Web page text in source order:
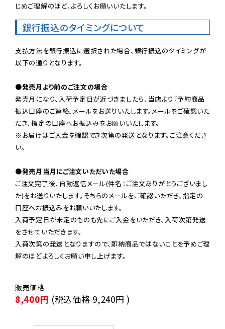
じめご理解のほど、よろしくお願いいたします。
銀行振込のタイミングについて
支払方法を銀行振込に選択された場合、銀行振込のタイミングが
以下の通りとなります。
●発売月より前のご注文の場合
発売月になり、入荷予定日が近づきましたら、当店より『予約商品
振込口座のご連絡』メールをお送りいたします。メールをご確認いた
だき、指定の口座へお振込みをお願いいたします。
※お届けはご入金を確認でき次第の発送となります。ご注意くださ
い。
●発売月当月にご注文いただいた場合
ご注文完了後、自動返信メール(件名：ご注文ありがとうございまし
た)をお送りいたします。そちらのメールをご確認いただき、指定の
口座へお振込みをお願いいたします。
入荷予定日が未定のものも先にご入金をいただき、入荷次第発送
をさせていただきます。
入荷次第の発送となりますので、即納商品ではないことを予めご理
解のほどよろしくお願い申し上げます。
8,400円 (税込価格 9,240円 )